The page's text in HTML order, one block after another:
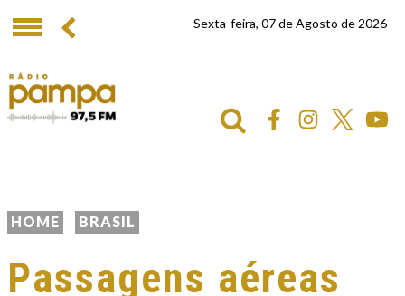
Sexta-feira, 07 de Agosto de 2026
HOME BRASIL
Passagens aéreas